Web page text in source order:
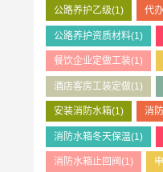
公路养护乙级(1) 代
公路养护资质材料(1)
餐饮企业定做工装(1)
酒店客房工装定做(1)
安装消防水箱(1) 消
消防水箱冬天保温(1)
消防水箱止回阀 (1)